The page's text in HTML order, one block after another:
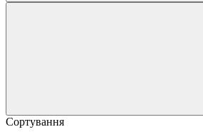
Сортування